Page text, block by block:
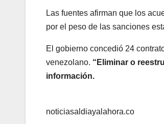
Las fuentes afirman que los
por el peso de las sanciones
El gobierno concedió 24
venezolano. “Eliminar o
información.
noticiasaldiayalahora.co